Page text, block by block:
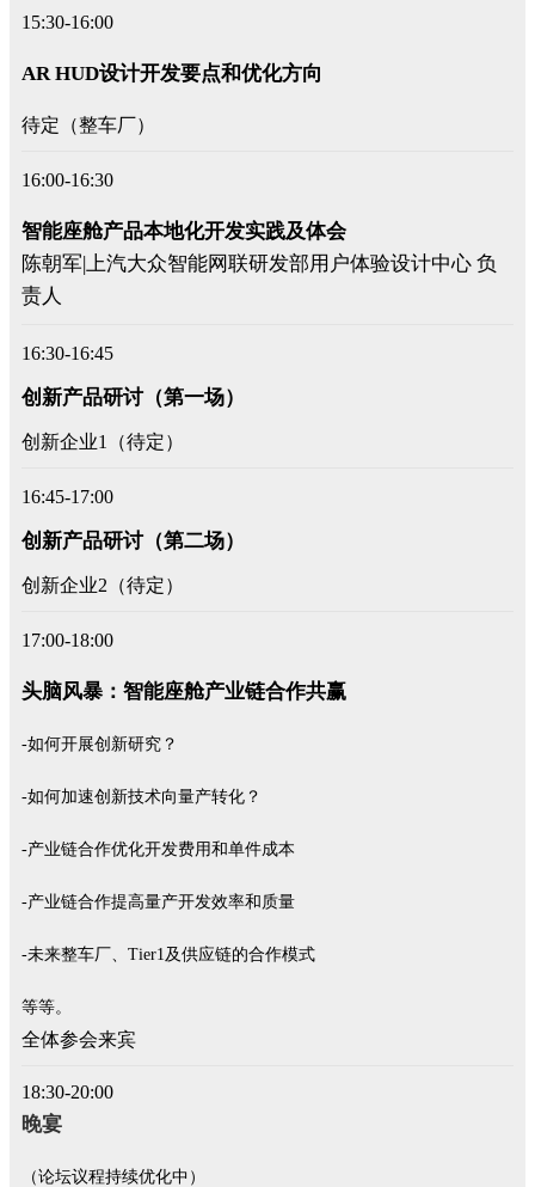
15:30-16:00
AR HUD设计开发要点和优化方向
待定（整车厂）
16:00-16:30
智能座舱产品本地化开发实践及体会
陈朝军|上汽大众智能网联研发部用户体验设计中心 负
责人
16:30-16:45
创新产品研讨（第一场）
创新企业1（待定）
16:45-17:00
创新产品研讨（第二场）
创新企业2（待定）
17:00-18:00
头脑风暴：智能座舱产业链合作共赢
-如何开展创新研究？
-如何加速创新技术向量产转化？
-产业链合作优化开发费用和单件成本
-产业链合作提高量产开发效率和质量
-未来整车厂、Tier1及供应链的合作模式
等等。
全体参会来宾
18:30-20:00
晚宴
（论坛议程持续优化中）